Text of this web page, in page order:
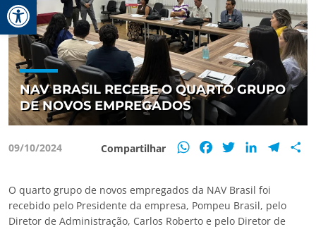
NAV BRASIL RECEBE O QUARTO GRUPO
DE NOVOS EMPREGADOS
09/10/2024 Compartilhar WhatsApp
FacebookTwitterLinkedIn
O quarto grupo de novos empregados da NAV Brasil foi
recebido pelo Presidente da empresa, Pompeu Brasil, pelo
Diretor de Administração, Carlos Roberto e pelo Diretor de